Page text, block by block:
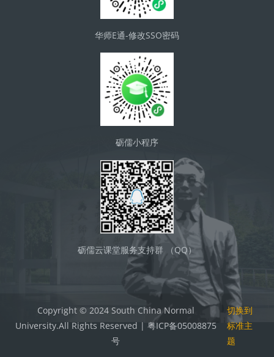
华师E通-修改SSO密码
砺儒小程序
砺儒云课堂服务支持群 （QQ）
Copyright © 2024 South China Normal
University.All Rights Reserved | 粤ICP备05008875
号
切换到
标准主
题